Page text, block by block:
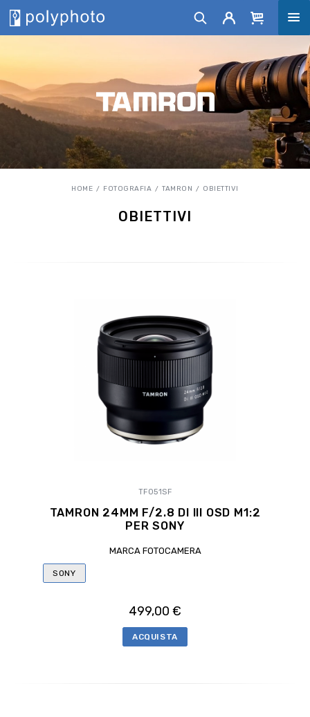
HOME FOTOGRAFIA TAMRON OBIETTIVI
OBIETTIVI
TF051SF
TAMRON 24MM F/2.8 DI III OSD M1:2
PER SONY
MARCA FOTOCAMERA
SONY
499,00 €
ACQUISTA